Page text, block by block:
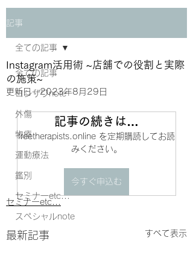
記事
全ての記事
ヨシザワnote
外傷
物療
運動療法
鑑別
セミナーetc...
スペシャルnote
全ての記事
Instagram活用術 ~店舗での役割と実際
の施策~
更新日：2023年8月29日
記事の続きは…
freetherapists.online を定期購読してお読
みください。
今すぐ申込む
セミナーetc...
最新記事 すべて表示